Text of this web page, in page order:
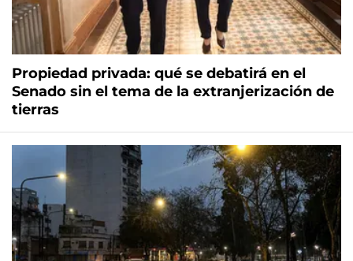
Propiedad privada: qué se debatirá en el
Senado sin el tema de la extranjerización de
tierras